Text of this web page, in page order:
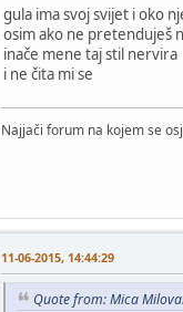
gula ima svoj svijet i oko
osim ako ne pretenduješ
inače mene taj stil nervira
i ne čita mi se
Najjači forum na kojem se
11-06-2015, 14:44:29
Quote from: Mica